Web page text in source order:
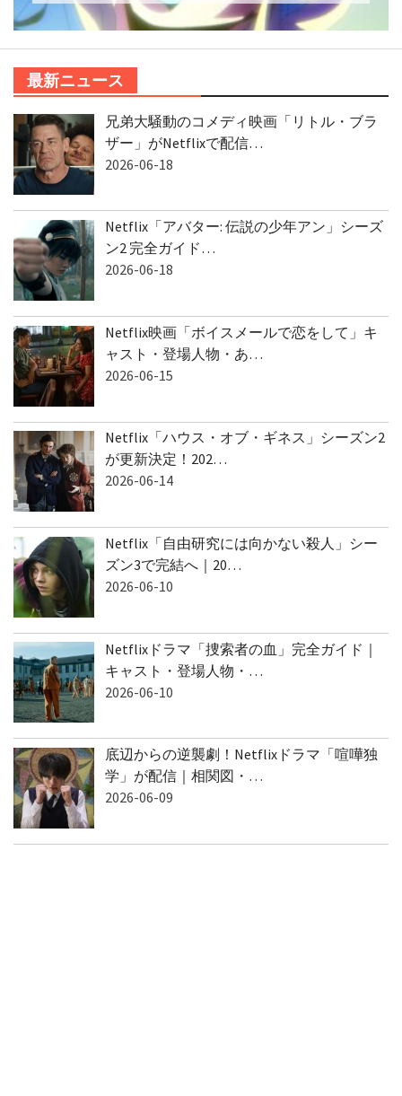
最新ニュース
兄弟大騒動のコメディ映画「リトル・ブラ
ザー」がNetflixで配信…
2026-06-18
Netflix「アバター: 伝説の少年アン」シーズ
ン2 完全ガイド…
2026-06-18
Netflix映画「ボイスメールで恋をして」キ
ャスト・登場人物・あ…
2026-06-15
Netflix「ハウス・オブ・ギネス」シーズン2
が更新決定！202…
2026-06-14
Netflix「自由研究には向かない殺人」シー
ズン3で完結へ｜20…
2026-06-10
Netflixドラマ「捜索者の血」完全ガイド｜
キャスト・登場人物・…
2026-06-10
底辺からの逆襲劇！Netflixドラマ「喧嘩独
学」が配信｜相関図・…
2026-06-09